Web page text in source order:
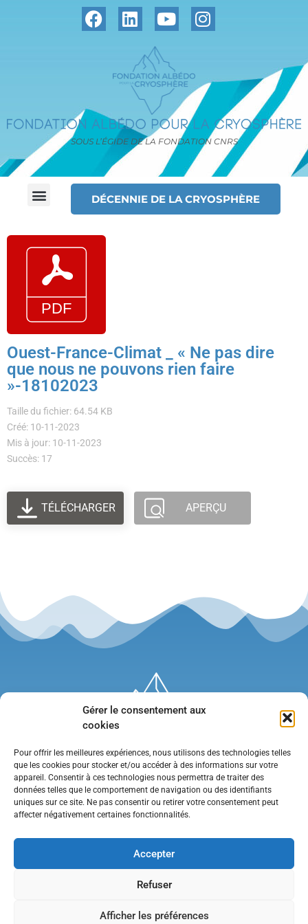
Gérer le consentement aux
cookies
Pour offrir les meilleures expériences, nous utilisons des technologies telles
que les cookies pour stocker et/ou accéder à des informations sur votre
appareil. Consentir à ces technologies nous permettra de traiter des
données telles que le comportement de navigation ou des identifiants
uniques sur ce site. Ne pas consentir ou retirer votre consentement peut
affecter négativement certaines fonctionnalités.
Accepter
Refuser
Afficher les préférences
SOUS L’ÉGIDE DE LA FONDATION CNRS
DÉCENNIE DE LA CRYOSPHÈRE
Ouest-France-Climat _ « Ne pas dire
que nous ne pouvons rien faire
»-18102023
Taille du fichier: 64.54 KB
Créé: 10-11-2023
Mis à jour: 10-11-2023
Succès: 17
TÉLÉCHARGER APERÇU
•Contact